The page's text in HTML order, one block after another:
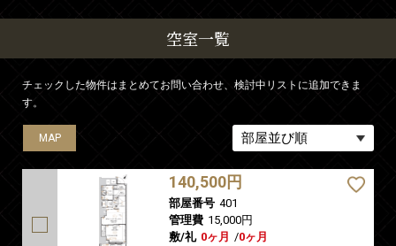
空室一覧
チェックした物件はまとめてお問い合わせ、検討中リストに追加できま
す。
MAP
140,500円
部屋番号 401
管理費 15,000円
敷/礼 0ヶ月 /0ヶ月
MAP
MAP
MAP
MAP